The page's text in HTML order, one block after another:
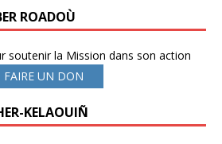
ROADOÙ
soutenir la Mission dans son action
FAIRE UN DON
KELAOUIÑ